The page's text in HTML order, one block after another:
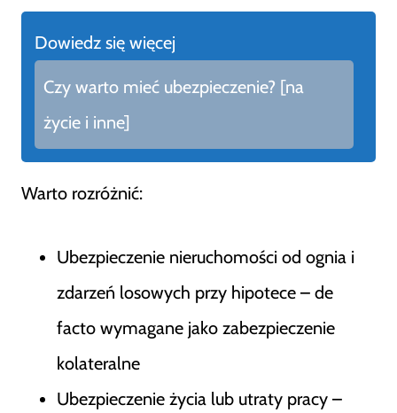
Dowiedz się więcej
Czy warto mieć ubezpieczenie? [na
życie i inne]
Warto rozróżnić:
Ubezpieczenie nieruchomości od ognia i
zdarzeń losowych przy hipotece – de
facto wymagane jako zabezpieczenie
kolateralne
Ubezpieczenie życia lub utraty pracy –